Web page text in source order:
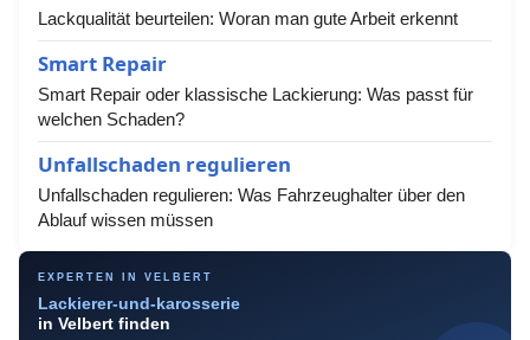
Lackqualität beurteilen: Woran man gute Arbeit erkennt
Smart Repair
Smart Repair oder klassische Lackierung: Was passt für
welchen Schaden?
Unfallschaden regulieren
Unfallschaden regulieren: Was Fahrzeughalter über den
Ablauf wissen müssen
EXPERTEN IN VELBERT
Lackierer-und-karosserie
in Velbert finden